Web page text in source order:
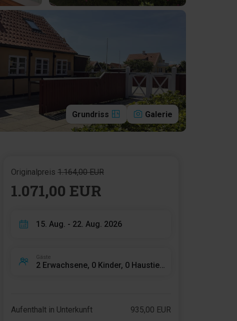
Grundriss Galerie
Originalpreis 1.164,00 EUR
1.071,00 EUR
15. Aug. - 22. Aug. 2026
Gäste
Aufenthalt in Unterkunft 935,00 EUR